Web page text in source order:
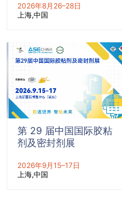
2026年8月26–28日
上海 中国
第 29 届中国国际胶粘
剂及密封剂展
2026年9月15–17日
上海 中国